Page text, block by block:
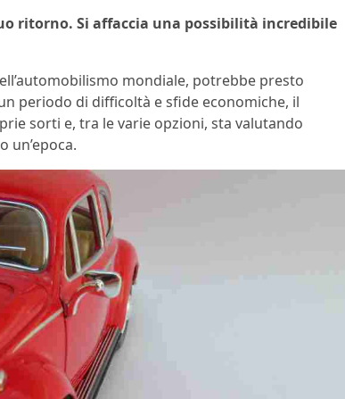
ritorno. Si affaccia una possibilità incredibile
mondiale, potrebbe presto
periodo di difficoltà e sfide economiche, il
sorti e, tra le varie opzioni, sta valutando
un’epoca.